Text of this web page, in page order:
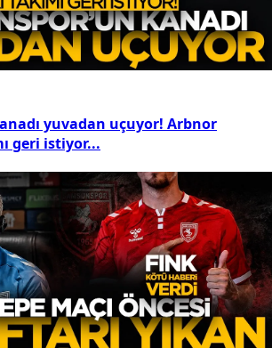
yuvadan uçuyor! Arbnor
geri istiyor...